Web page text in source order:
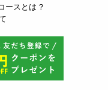
ースとは？